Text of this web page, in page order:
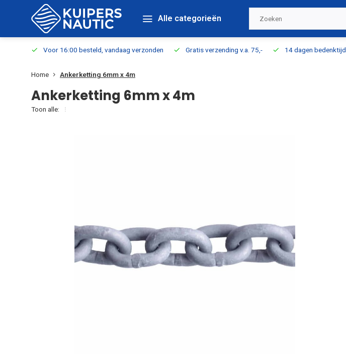
Alle categorieën
Voor 16:00 besteld, vandaag verzonden Gratis verzending v.a. 75,- 14 dagen bedenktijd
Home Ankerketting 6mm x 4m
Ankerketting 6mm x 4m
Toon alle: